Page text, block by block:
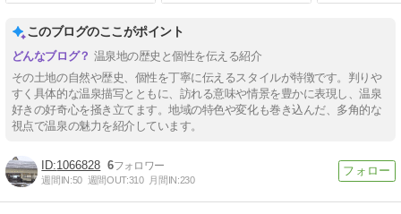
このブログのここがポイント
温泉地の歴史と個性を伝える紹介
その土地の自然や歴史、個性を丁寧に伝えるスタイルが特徴です。判りや
すく具体的な温泉描写とともに、訪れる意味や情景を豊かに表現し、温泉
好きの好奇心を掻き立てます。地域の特色や変化も巻き込んだ、多角的な
視点で温泉の魅力を紹介しています。
1066828 6
週間IN:50 週間OUT:310 月間IN:230